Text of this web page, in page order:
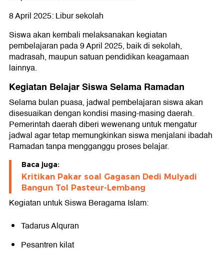
8 April 2025: Libur sekolah
Siswa akan kembali melaksanakan kegiatan
pembelajaran pada 9 April 2025, baik di sekolah,
madrasah, maupun satuan pendidikan keagamaan
lainnya.
Kegiatan Belajar Siswa Selama Ramadan
Selama bulan puasa, jadwal pembelajaran siswa akan
disesuaikan dengan kondisi masing-masing daerah.
Pemerintah daerah diberi wewenang untuk mengatur
jadwal agar tetap memungkinkan siswa menjalani ibadah
Ramadan tanpa mengganggu proses belajar.
Baca juga:
Kritikan Pakar soal Gagasan Dedi Mulyadi
Bangun Tol Pasteur-Lembang
Kegiatan untuk Siswa Beragama Islam:
Tadarus Alquran
Pesantren kilat